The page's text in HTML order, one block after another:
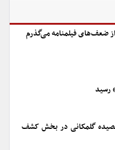
ضعف‌های فیلمنامه می‌گذرم
رسید
قصیده گلمکانی در بخش کشف